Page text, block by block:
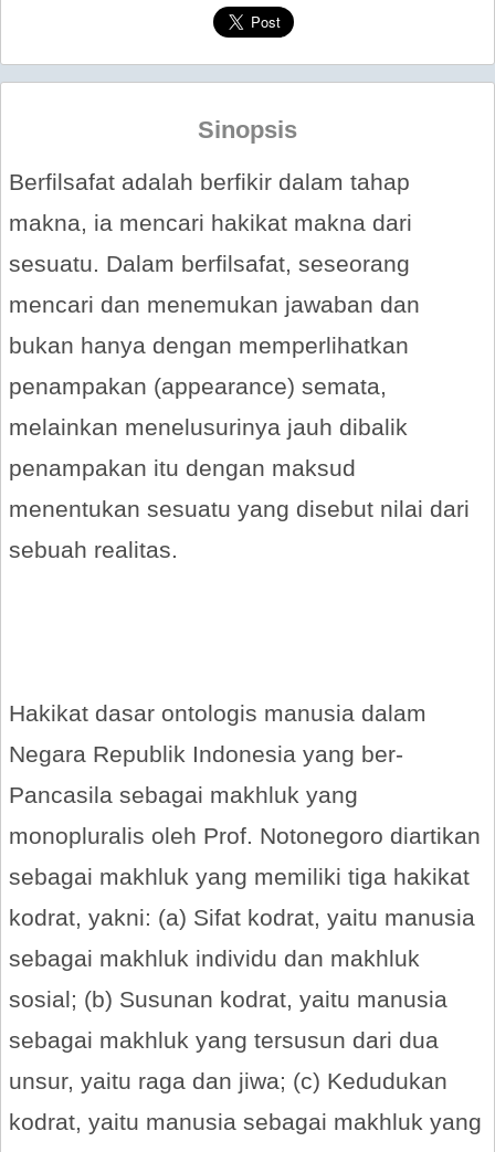
Sinopsis
Berfilsafat adalah berfikir dalam tahap
makna, ia mencari hakikat makna dari
sesuatu. Dalam berfilsafat, seseorang
mencari dan menemukan jawaban dan
bukan hanya dengan memperlihatkan
penampakan (appearance) semata,
melainkan menelusurinya jauh dibalik
penampakan itu dengan maksud
menentukan sesuatu yang disebut nilai dari
sebuah realitas.
Hakikat dasar ontologis manusia dalam
Negara Republik Indonesia yang ber-
Pancasila sebagai makhluk yang
monopluralis oleh Prof. Notonegoro diartikan
sebagai makhluk yang memiliki tiga hakikat
kodrat, yakni: (a) Sifat kodrat, yaitu manusia
sebagai makhluk individu dan makhluk
sosial; (b) Susunan kodrat, yaitu manusia
sebagai makhluk yang tersusun dari dua
unsur, yaitu raga dan jiwa; (c) Kedudukan
kodrat, yaitu manusia sebagai makhluk yang